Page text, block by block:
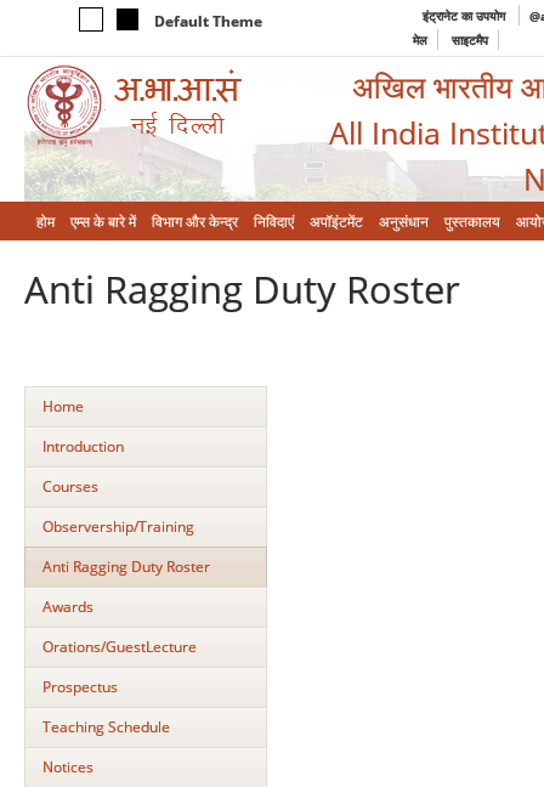
Default Theme इंट्रानेट का उपयोग
मेल
साइटमैप
अखिल भारतीय
All India
होम एम्‍स के बारे में विभाग और केन्‍द्र निविदाएं अपॉइंटमेंट अनुसंधान पुस्तकालय
Anti Ragging Duty Roster
Home
Introduction
Courses
Observership/Training
Anti Ragging Duty Roster
Awards
Orations/GuestLecture
Prospectus
Teaching Schedule
Notices